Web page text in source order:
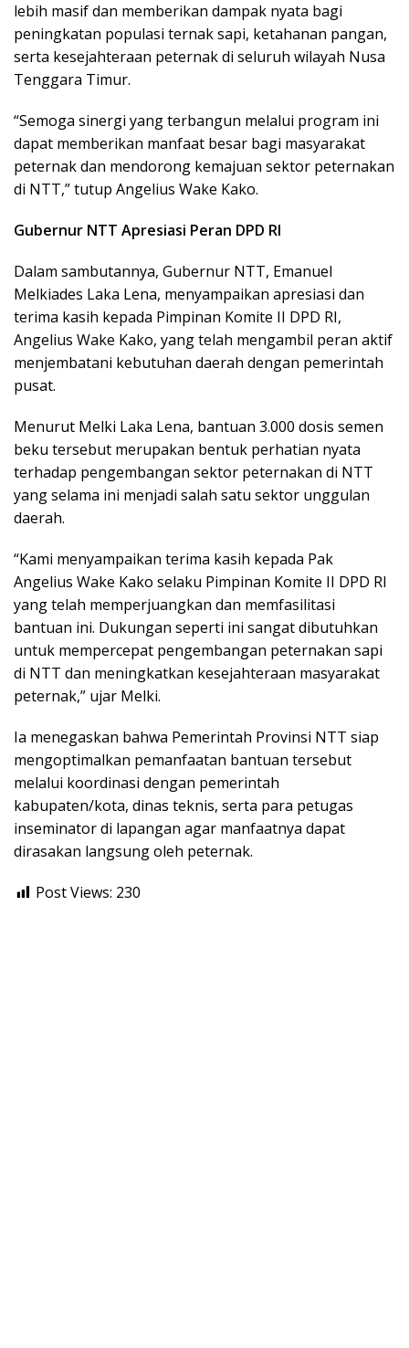
lebih masif dan memberikan dampak nyata bagi
peningkatan populasi ternak sapi, ketahanan pangan,
serta kesejahteraan peternak di seluruh wilayah Nusa
Tenggara Timur.
“Semoga sinergi yang terbangun melalui program ini
dapat memberikan manfaat besar bagi masyarakat
peternak dan mendorong kemajuan sektor peternakan
di NTT,” tutup Angelius Wake Kako.
Gubernur NTT Apresiasi Peran DPD RI
Dalam sambutannya, Gubernur NTT, Emanuel
Melkiades Laka Lena, menyampaikan apresiasi dan
terima kasih kepada Pimpinan Komite II DPD RI,
Angelius Wake Kako, yang telah mengambil peran aktif
menjembatani kebutuhan daerah dengan pemerintah
pusat.
Menurut Melki Laka Lena, bantuan 3.000 dosis semen
beku tersebut merupakan bentuk perhatian nyata
terhadap pengembangan sektor peternakan di NTT
yang selama ini menjadi salah satu sektor unggulan
daerah.
“Kami menyampaikan terima kasih kepada Pak
Angelius Wake Kako selaku Pimpinan Komite II DPD RI
yang telah memperjuangkan dan memfasilitasi
bantuan ini. Dukungan seperti ini sangat dibutuhkan
untuk mempercepat pengembangan peternakan sapi
di NTT dan meningkatkan kesejahteraan masyarakat
peternak,” ujar Melki.
Ia menegaskan bahwa Pemerintah Provinsi NTT siap
mengoptimalkan pemanfaatan bantuan tersebut
melalui koordinasi dengan pemerintah
kabupaten/kota, dinas teknis, serta para petugas
inseminator di lapangan agar manfaatnya dapat
dirasakan langsung oleh peternak.
Post Views: 230